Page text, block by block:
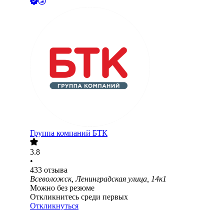
Группа компаний БТК
3.8
•
433 отзыва
Всеволожск, Ленинградская улица, 14к1
Можно без резюме
Откликнитесь среди первых
Откликнуться